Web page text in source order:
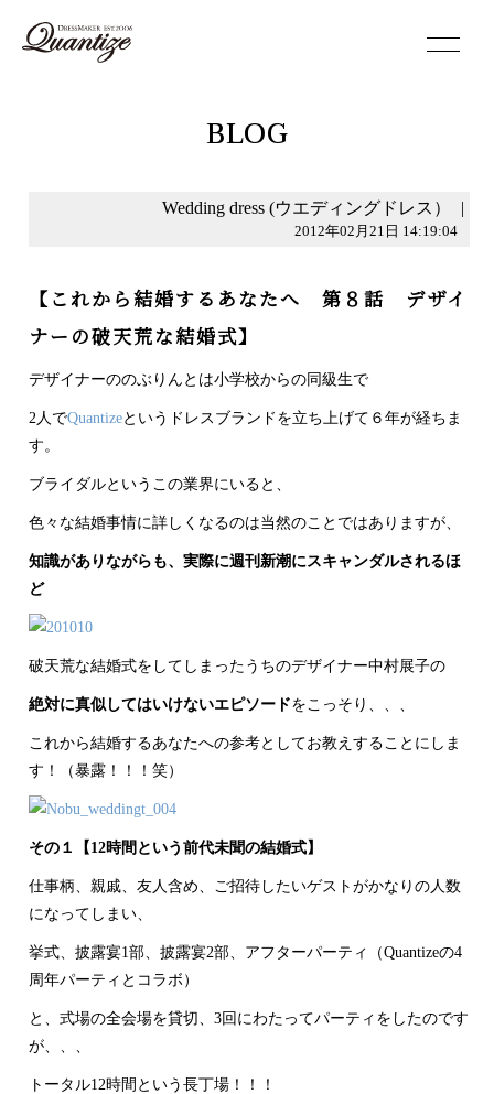
BLOG
Wedding dress (ウエディングドレス） |
2012年02月21日 14:19:04
【これから結婚するあなたへ 第８話 デザイ
ナーの破天荒な結婚式】
デザイナーののぶりんとは小学校からの同級生で
2人でQuantizeというドレスブランドを立ち上げて６年が経ちま
す。
ブライダルというこの業界にいると、
色々な結婚事情に詳しくなるのは当然のことではありますが、
知識がありながらも、実際に週刊新潮にスキャンダルされるほ
ど
破天荒な結婚式をしてしまったうちのデザイナー中村展子の
絶対に真似してはいけないエピソードをこっそり、、、
これから結婚するあなたへの参考としてお教えすることにしま
す！（暴露！！！笑）
その１【12時間という前代未聞の結婚式】
仕事柄、親戚、友人含め、ご招待したいゲストがかなりの人数
になってしまい、
挙式、披露宴1部、披露宴2部、アフターパーティ（Quantizeの4
周年パーティとコラボ）
と、式場の全会場を貸切、3回にわたってパーティをしたのです
が、、、
トータル12時間という長丁場！！！